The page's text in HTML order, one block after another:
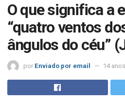
O que significa a
“quatro ventos
ângulos do céu”
por Enviado por email 14